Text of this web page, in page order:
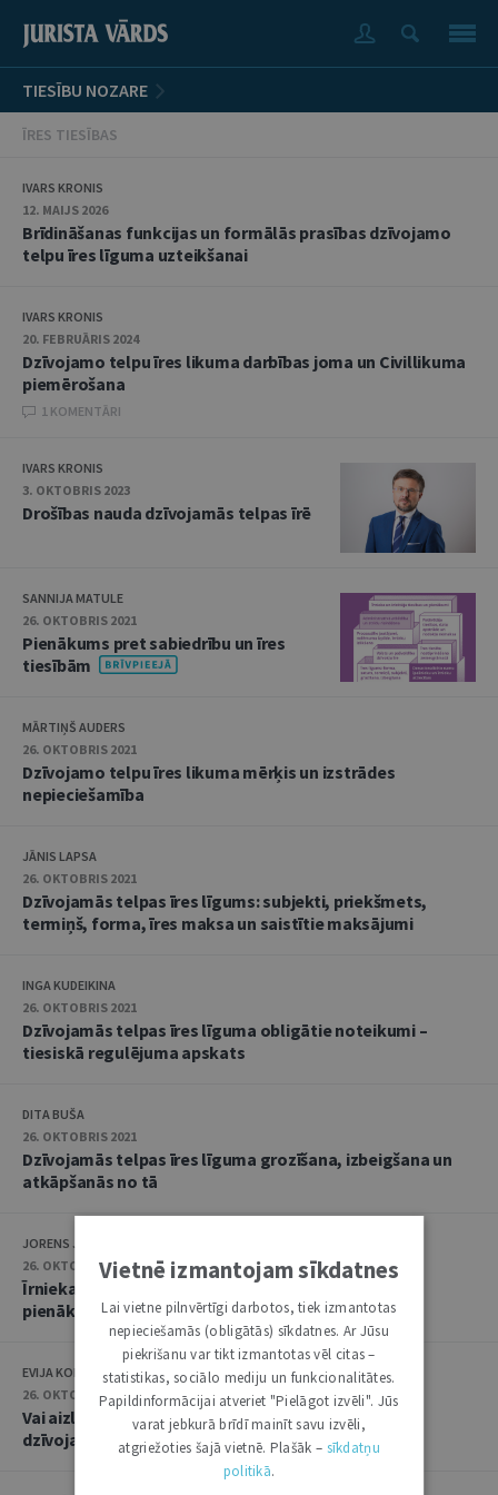
TIESĪBU NOZARE
ĪRES TIESĪBAS
IVARS KRONIS
12. MAIJS 2026
Brīdināšanas funkcijas un formālās prasības dzīvojamo
telpu īres līguma uzteikšanai
IVARS KRONIS
20. FEBRUĀRIS 2024
Dzīvojamo telpu īres likuma darbības joma un Civillikuma
piemērošana
1 KOMENTĀRI
IVARS KRONIS
3. OKTOBRIS 2023
Drošības nauda dzīvojamās telpas īrē
SANNIJA MATULE
26. OKTOBRIS 2021
Pienākums pret sabiedrību un īres
tiesībām
MĀRTIŅŠ AUDERS
26. OKTOBRIS 2021
Dzīvojamo telpu īres likuma mērķis un izstrādes
nepieciešamība
JĀNIS LAPSA
26. OKTOBRIS 2021
Dzīvojamās telpas īres līgums: subjekti, priekšmets,
termiņš, forma, īres maksa un saistītie maksājumi
INGA KUDEIKINA
26. OKTOBRIS 2021
Dzīvojamās telpas īres līguma obligātie noteikumi –
tiesiskā regulējuma apskats
DITA BUŠA
26. OKTOBRIS 2021
Dzīvojamās telpas īres līguma grozīšana, izbeigšana un
atkāpšanās no tā
JORENS JAUNOZOLS
26. OKTOBRIS 2021
Īrnieka un mājoklī iemitināto personu tiesības un
pienākumi
EVIJA KOLBERGA
26. OKTOBRIS 2021
Vai aizliegums izīrētājam netraucēt īrnieku lietot
dzīvojamo telpu ir absolūts
Vietnē izmantojam sīkdatnes
Lai vietne pilnvērtīgi darbotos, tiek izmantotas
nepieciešamās (obligātās) sīkdatnes. Ar Jūsu
piekrišanu var tikt izmantotas vēl citas –
statistikas, sociālo mediju un funkcionalitātes.
Papildinformācijai atveriet "Pielāgot izvēli". Jūs
varat jebkurā brīdī mainīt savu izvēli,
atgriežoties šajā vietnē. Plašāk – sīkdatņu
politikā.